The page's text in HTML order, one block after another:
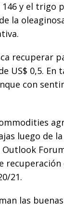
146 y el trigo
la
recuperar
US$ 0,5. En
con
luego de
recuperación
21.
las